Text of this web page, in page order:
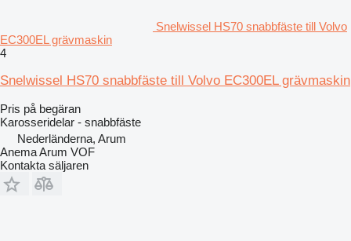
Snelwissel HS70 snabbfäste till Volvo
EC300EL grävmaskin
4
Snelwissel HS70 snabbfäste till Volvo EC300EL grävmaskin
Pris på begäran
Karosseridelar - snabbfäste
Nederländerna, Arum
Anema Arum VOF
Kontakta säljaren